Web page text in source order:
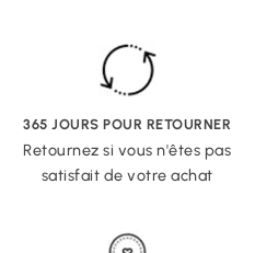
365 JOURS POUR RETOURNER
Retournez si vous n'êtes pas
satisfait de votre achat